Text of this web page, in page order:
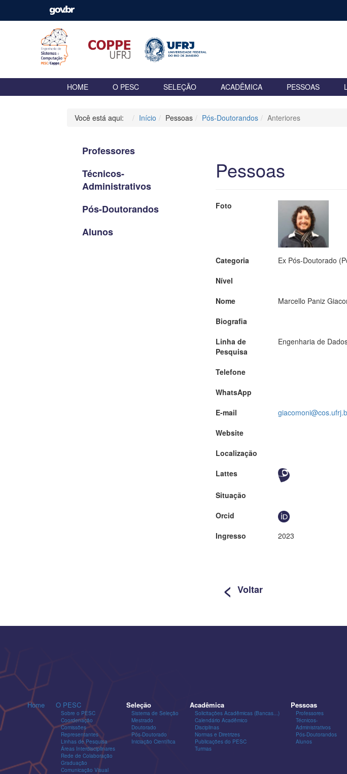
HOME O PESC SELEÇÃO ACADÊMICA PESSOAS
Você está aqui: Início Pessoas Pós-Doutorandos Anteriores
Professores
Técnicos-
Administrativos
Pós-Doutorandos
Alunos
Pessoas
Foto
Categoria
Ex Pós-Doutorado
Nível
Nome
Marcello Paniz
Biografia
Linha de
Pesquisa
Engenharia de
Telefone
WhatsApp
E-mail
Website
Localização
Lattes
Situação
Orcid
Ingresso
2023
< Voltar
Home O PESC
Sobre o PESC
Coordenação
Comissões
Representantes
Linhas de Pesquisa
Áreas Interdisciplinares
Rede de Colaboração
Graduação
Comunicação Visual
Seleção
Sistema de Seleção
Mestrado
Doutorado
Pós-Doutorado
Iniciação Científica
Acadêmica
Solicitações Acadêmicas (Bancas...)
Calendário Acadêmico
Disciplinas
Normas e Diretrizes
Publicações do PESC
Turmas
Pessoas
Professores
Técnicos-
Administrativos
Pós-Doutorandos
Alunos